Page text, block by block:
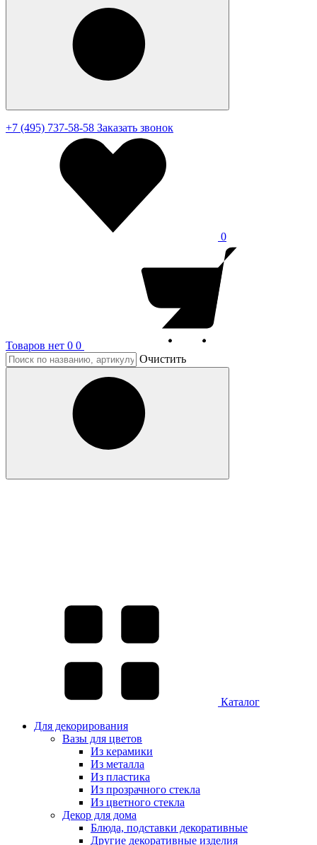
+7 (495) 737-58-58 Заказать звонок
0
Товаров нет 0 0
Очистить
Каталог
Для декорирования
Вазы для цветов
Из керамики
Из металла
Из пластика
Из прозрачного стекла
Из цветного стекла
Декор для дома
Блюда, подставки декоративные
Другие декоративные изделия